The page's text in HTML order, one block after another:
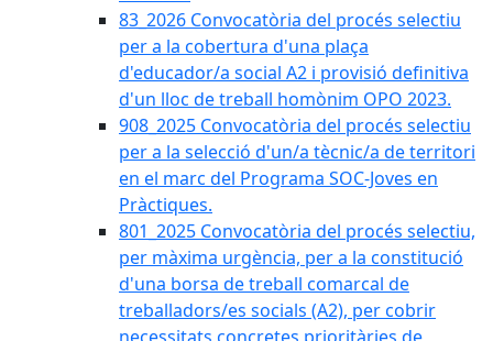
83_2026 Convocatòria del procés selectiu
per a la cobertura d'una plaça
d'educador/a social A2 i provisió definitiva
d'un lloc de treball homònim OPO 2023.
908_2025 Convocatòria del procés selectiu
per a la selecció d'un/a tècnic/a de territori
en el marc del Programa SOC-Joves en
Pràctiques.
801_2025 Convocatòria del procés selectiu,
per màxima urgència, per a la constitució
d'una borsa de treball comarcal de
treballadors/es socials (A2), per cobrir